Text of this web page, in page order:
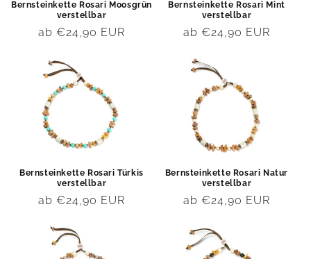
Bernsteinkette Rosari Moosgrün
verstellbar
Normaler
ab €24,90 EUR
Bernsteinkette Rosari Mint
verstellbar
Normaler
ab €24,90 EUR
Bernsteinkette Rosari Türkis
verstellbar
Normaler
ab €24,90 EUR
Bernsteinkette Rosari Natur
verstellbar
Normaler
ab €24,90 EUR